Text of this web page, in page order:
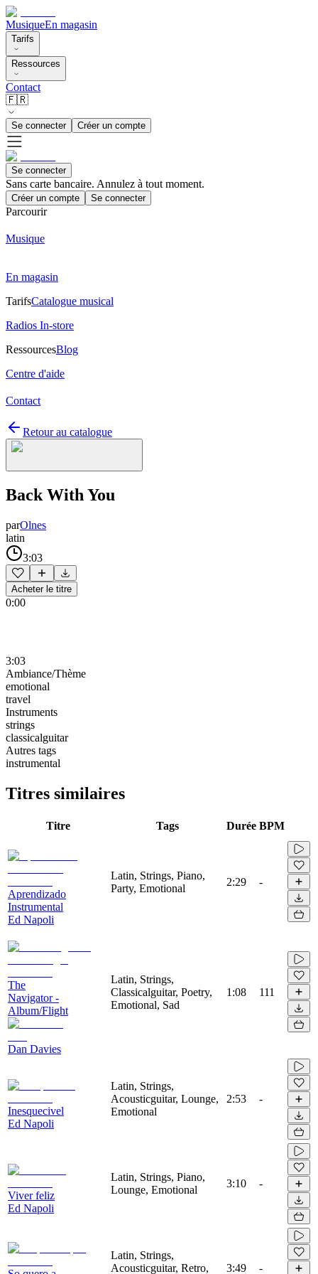
MusiqueEn magasin
Tarifs
Ressources
Contact
🇫🇷
Se connecter Créer un compte
Se connecter
Sans carte bancaire. Annulez à tout moment.
Créer un compte Se connecter
Parcourir
Musique
En magasin
TarifsCatalogue musical
Radios In-store
RessourcesBlog
Centre d'aide
Contact
Retour au catalogue
Back With You
parOlnes
latin
3:03
Acheter le titre
0:00
3:03
Ambiance/Thème
emotional
travel
Instruments
strings
classicalguitar
Autres tags
instrumental
Titres similaires
Titre Tags Durée BPM
Aprendizado
Instrumental
Ed Napoli
Latin, Strings, Piano,
Party, Emotional
2:29 -
The
Navigator -
Album/Flight
Dan Davies
Latin, Strings,
Classicalguitar, Poetry,
Emotional, Sad
1:08 111
Inesquecivel
Ed Napoli
Latin, Strings,
Acousticguitar, Lounge,
Emotional
2:53 -
Viver feliz
Ed Napoli
Latin, Strings, Piano,
Lounge, Emotional
3:10 -
Latin, Strings,
Acousticguitar, Retro,
3:49 -